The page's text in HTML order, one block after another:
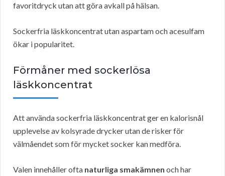
favoritdryck utan att göra avkall på hälsan.
Sockerfria läskkoncentrat utan aspartam och acesulfam
ökar i popularitet.
Förmåner med sockerlösa
läskkoncentrat
Att använda sockerfria läskkoncentrat ger en kalorisnål
upplevelse av kolsyrade drycker utan de risker för
välmåendet som för mycket socker kan medföra.
Valen innehåller ofta naturliga smakämnen och har